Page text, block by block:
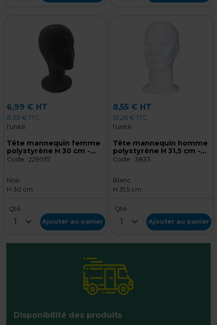
6,99 € HT
8,39 € TTC
l'unité
Tête mannequin femme
polystyrène H 30 cm -
Tête pour perruque,
Code : 229057
Noir
H 30 cm
Qté
1 Ajouter au panier
8,55 € HT
10,26 € TTC
l'unité
Tête mannequin homme
polystyrène H 31,5 cm -
Tête pour perruque,
Code : 3833
Blanc
H 31,5 cm
Qté
1 Ajouter au panier
Disponibilité des produits